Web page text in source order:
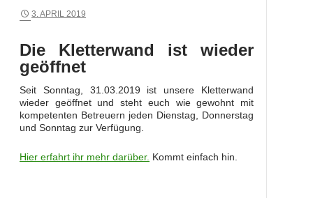
3. APRIL 2019
Die Kletterwand ist wieder
geöffnet
Seit Sonntag, 31.03.2019 ist unsere Kletterwand
wieder geöffnet und steht euch wie gewohnt mit
kompetenten Betreuern jeden Dienstag, Donnerstag
und Sonntag zur Verfügung.
Hier erfahrt ihr mehr darüber. Kommt einfach hin.